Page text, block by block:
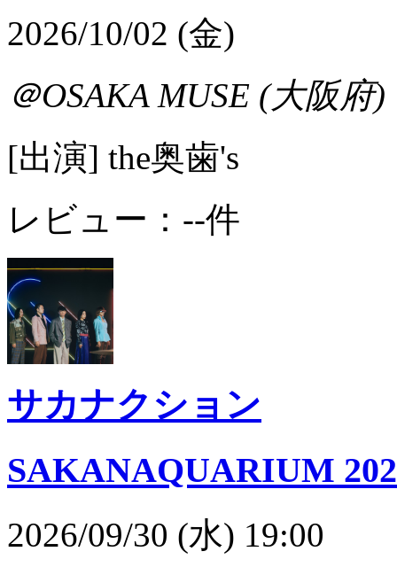
2026/10/02 (金)
＠OSAKA MUSE (大阪府)
[出演] the奥歯's
レビュー：--件
サカナクション
SAKANAQUARIUM
2026/09/30 (水) 19:00